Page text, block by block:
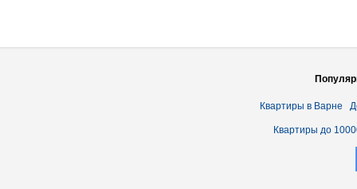
Квартиры в Варне
Квартиры до